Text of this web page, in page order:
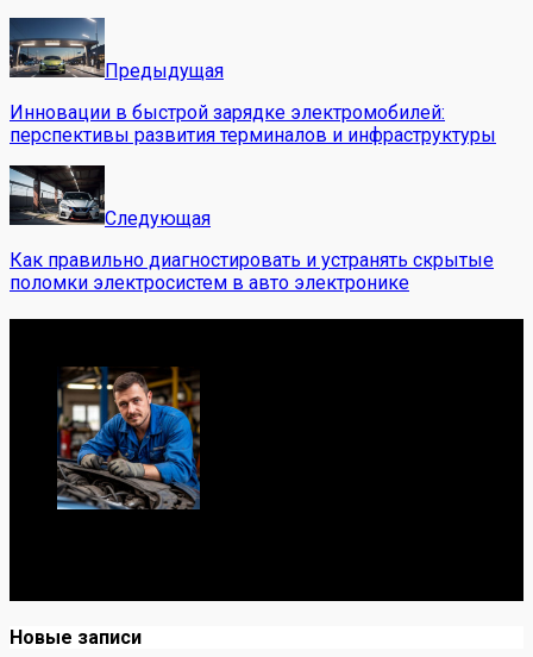
Предыдущая
Инновации в быстрой зарядке электромобилей:
перспективы развития терминалов и инфраструктуры
Следующая
Как правильно диагностировать и устранять скрытые
поломки электросистем в авто электронике
Новые записи